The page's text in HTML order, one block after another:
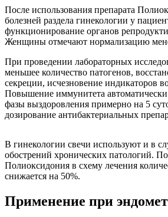
После использования препарата
болезней раздела гинекологии у
функционирование органов
Женщины отмечают нормализацию
При проведении лабораторных
меньшее количество патогенов,
секреции, исчезновение индикаторов
Повышение иммунитета автоматически
фазы выздоровления примерно на 5
дозирование антибактериальных
В гинекологии свечи используют и в
обострений хронических патологий.
Полиоксидония в схему лечения
снижается на 50%.
Применение при